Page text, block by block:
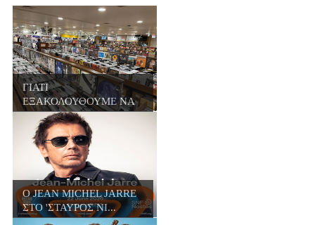
ΓΙΑΤΙ
ΕΞΑΚΟΛΟΥΘΟΥΜΕ ΝΑ
ΑΓΟΡΑΖΟΥΜΕ Β...
Ο JΕΑN MICHEL JARRE
ΣΤΟ 'ΣΤΑΥΡΟΣ ΝΙ...